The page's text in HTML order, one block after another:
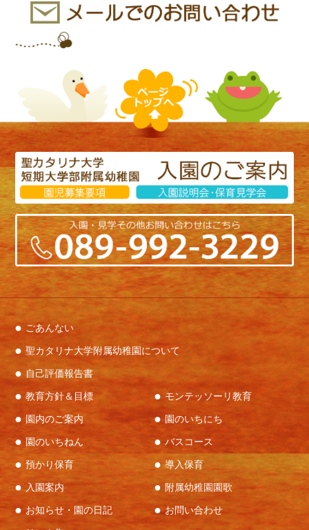
ごあんない
聖カタリナ大学附属幼稚園について
自己評価報告書
教育方針＆目標 モンテッソーリ教育
園内のご案内 園のいちにち
園のいちねん バスコース
預かり保育 導入保育
入園案内 附属幼稚園園歌
お知らせ・園の日記 お問い合わせ